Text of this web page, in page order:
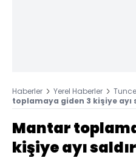
Haberler Yerel Haberler
toplamaya giden 3 kişiye ayı
Mantar
kişiye ayı